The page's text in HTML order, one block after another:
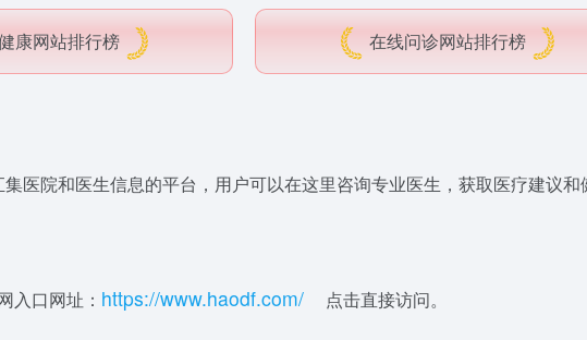
康网站排行榜 在线问诊网站排行榜
医院和医生信息的平台，用户可以在这里咨询专业医生，获取医疗建议和
入口网址： https://www.haodf.com/ 点击直接访问。